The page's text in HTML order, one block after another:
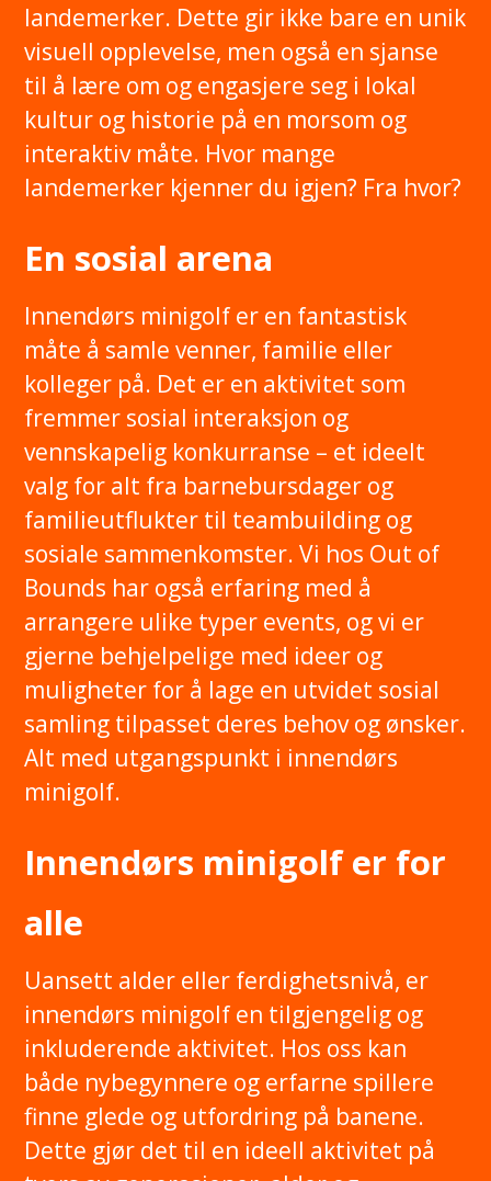
landemerker. Dette gir ikke bare en unik
visuell opplevelse, men også en sjanse
til å lære om og engasjere seg i lokal
kultur og historie på en morsom og
interaktiv måte. Hvor mange
landemerker kjenner du igjen? Fra hvor?
En sosial arena
Innendørs minigolf er en fantastisk
måte å samle venner, familie eller
kolleger på. Det er en aktivitet som
fremmer sosial interaksjon og
vennskapelig konkurranse – et ideelt
valg for alt fra barnebursdager og
familieutflukter til teambuilding og
sosiale sammenkomster. Vi hos Out of
Bounds har også erfaring med å
arrangere ulike typer events, og vi er
gjerne behjelpelige med ideer og
muligheter for å lage en utvidet sosial
samling tilpasset deres behov og ønsker.
Alt med utgangspunkt i innendørs
minigolf.
Innendørs minigolf er for
alle
Uansett alder eller ferdighetsnivå, er
innendørs minigolf en tilgjengelig og
inkluderende aktivitet. Hos oss kan
både nybegynnere og erfarne spillere
finne glede og utfordring på banene.
Dette gjør det til en ideell aktivitet på